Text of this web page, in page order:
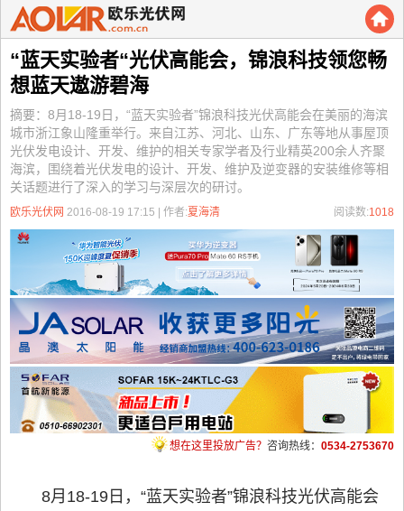
“蓝天实验者“光伏高能会，锦浪科技领您畅
想蓝天遨游碧海
摘要：8月18-19日，“蓝天实验者”锦浪科技光伏高能会在美丽的海滨
城市浙江象山隆重举行。来自江苏、河北、山东、广东等地从事屋顶
光伏发电设计、开发、维护的相关专家学者及行业精英200余人齐聚
海滨，围绕着光伏发电的设计、开发、维护及逆变器的安装维修等相
关话题进行了深入的学习与深层次的研讨。
阅读数:1018
欧乐光伏网 2016-08-19 17:15 | 作者:夏海清
想在这里投放广告？ 咨询热线： 0534-2753670
8月18-19日，“蓝天实验者”锦浪科技光伏高能会